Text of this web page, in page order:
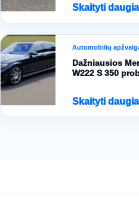
Skaityti
Automobilių
Dažniausios
W222 S 350
Skaityti